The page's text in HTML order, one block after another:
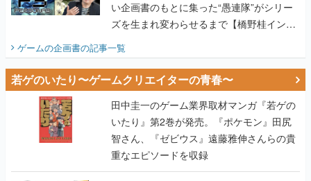
い企画書のもとに集った“愚連隊”がシリー
ズを生まれ変わらせるまで【橋野桂インタ
ビュー】
ゲームの企画書の記事一覧
若ゲのいたり〜ゲームクリエイターの青春〜
田中圭一のゲーム業界取材マンガ『若ゲの
いたり』第2巻が発売。『ポケモン』田尻
智さん、『ゼビウス』遠藤雅伸さんらの貴
重なエピソードを収録